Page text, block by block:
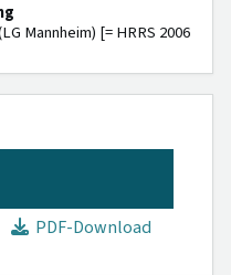
Mannheim) [= HRRS 2006
PDF-Download